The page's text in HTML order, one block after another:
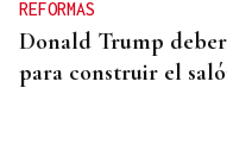
REFORMAS
Donald Trump
para construir el